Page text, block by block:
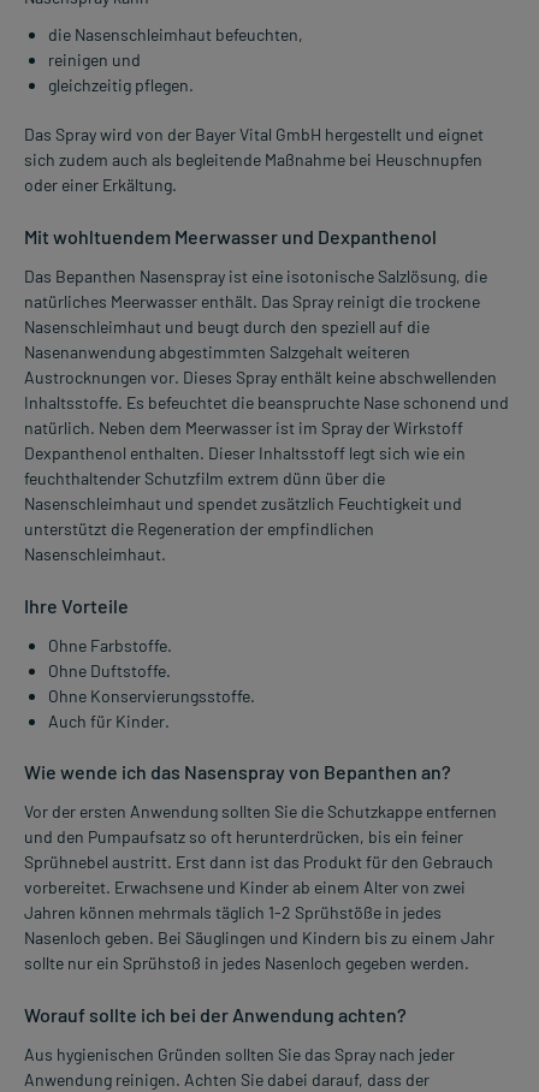
die Nasenschleimhaut befeuchten,
reinigen und
gleichzeitig pflegen.
Das Spray wird von der Bayer Vital GmbH hergestellt und eignet
sich zudem auch als begleitende Maßnahme bei Heuschnupfen
oder einer Erkältung.
Mit wohltuendem Meerwasser und Dexpanthenol
Das Bepanthen Nasenspray ist eine isotonische Salzlösung, die
natürliches Meerwasser enthält. Das Spray reinigt die trockene
Nasenschleimhaut und beugt durch den speziell auf die
Nasenanwendung abgestimmten Salzgehalt weiteren
Austrocknungen vor. Dieses Spray enthält keine abschwellenden
Inhaltsstoffe. Es befeuchtet die beanspruchte Nase schonend und
natürlich. Neben dem Meerwasser ist im Spray der Wirkstoff
Dexpanthenol enthalten. Dieser Inhaltsstoff legt sich wie ein
feuchthaltender Schutzfilm extrem dünn über die
Nasenschleimhaut und spendet zusätzlich Feuchtigkeit und
unterstützt die Regeneration der empfindlichen
Nasenschleimhaut.
Ihre Vorteile
Ohne Farbstoffe.
Ohne Duftstoffe.
Ohne Konservierungsstoffe.
Auch für Kinder.
Wie wende ich das Nasenspray von Bepanthen an?
Vor der ersten Anwendung sollten Sie die Schutzkappe entfernen
und den Pumpaufsatz so oft herunterdrücken, bis ein feiner
Sprühnebel austritt. Erst dann ist das Produkt für den Gebrauch
vorbereitet. Erwachsene und Kinder ab einem Alter von zwei
Jahren können mehrmals täglich 1-2 Sprühstöße in jedes
Nasenloch geben. Bei Säuglingen und Kindern bis zu einem Jahr
sollte nur ein Sprühstoß in jedes Nasenloch gegeben werden.
Worauf sollte ich bei der Anwendung achten?
Aus hygienischen Gründen sollten Sie das Spray nach jeder
Anwendung reinigen. Achten Sie dabei darauf, dass der